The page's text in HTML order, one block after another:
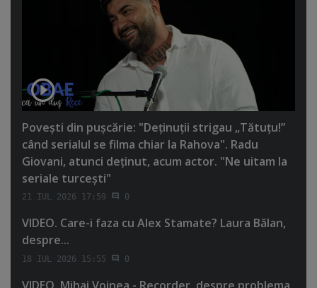
Poveşti din puşcărie: "Deţinuţii strigau „Tătuţu!”
când serialul se filma chiar la Rahova". Radu
Giovani, atunci deţinut, acum actor. "Ne uitam la
seriale turceşti"
21 IUL 2026 17:59 0
VIDEO. Care-i faza cu Alex Stamate? Laura Bălan,
despre...
18 IUL 2026 15:55 0